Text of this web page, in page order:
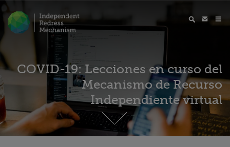
COVID-19: Lecciones en curso del
Mecanismo de Recurso
Independiente virtual